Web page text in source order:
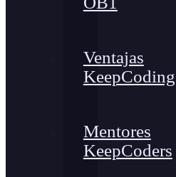
Ventajas
KeepCoding
Mentores
KeepCoders